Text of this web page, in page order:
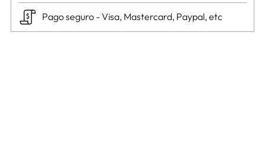
Pago seguro - Visa, Mastercard, Paypal, etc